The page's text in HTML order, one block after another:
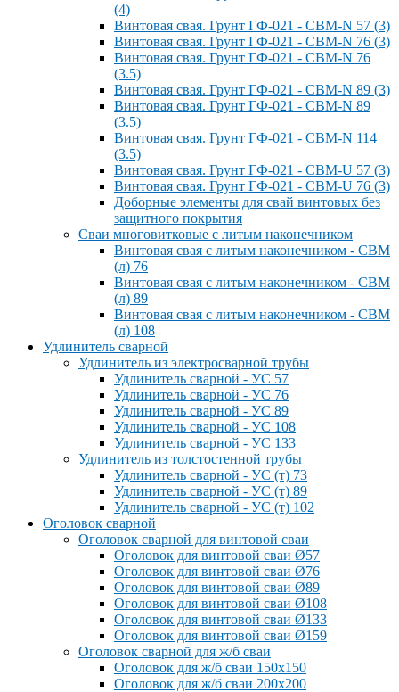
(4)
Винтовая свая. Грунт ГФ-021 - СВМ-N 57 (3)
Винтовая свая. Грунт ГФ-021 - СВМ-N 76 (3)
Винтовая свая. Грунт ГФ-021 - СВМ-N 76
(3.5)
Винтовая свая. Грунт ГФ-021 - СВМ-N 89 (3)
Винтовая свая. Грунт ГФ-021 - СВМ-N 89
(3.5)
Винтовая свая. Грунт ГФ-021 - СВМ-N 114
(3.5)
Винтовая свая. Грунт ГФ-021 - СВМ-U 57 (3)
Винтовая свая. Грунт ГФ-021 - СВМ-U 76 (3)
Доборные элементы для свай винтовых без
защитного покрытия
Сваи многовитковые с литым наконечником
Винтовая свая с литым наконечником - СВМ
(л) 76
Винтовая свая с литым наконечником - СВМ
(л) 89
Винтовая свая с литым наконечником - СВМ
(л) 108
Удлинитель сварной
Удлинитель из электросварной трубы
Удлинитель сварной - УС 57
Удлинитель сварной - УС 76
Удлинитель сварной - УС 89
Удлинитель сварной - УС 108
Удлинитель сварной - УС 133
Удлинитель из толстостенной трубы
Удлинитель сварной - УС (т) 73
Удлинитель сварной - УС (т) 89
Удлинитель сварной - УС (т) 102
Оголовок сварной
Оголовок сварной для винтовой сваи
Оголовок для винтовой сваи Ø57
Оголовок для винтовой сваи Ø76
Оголовок для винтовой сваи Ø89
Оголовок для винтовой сваи Ø108
Оголовок для винтовой сваи Ø133
Оголовок для винтовой сваи Ø159
Оголовок сварной для ж/б сваи
Оголовок для ж/б сваи 150x150
Оголовок для ж/б сваи 200x200